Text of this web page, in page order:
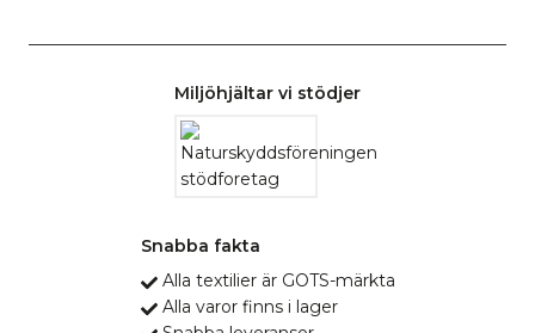
Miljöhjältar vi stödjer
Snabba fakta
Alla textilier är GOTS-märkta
Alla varor finns i lager